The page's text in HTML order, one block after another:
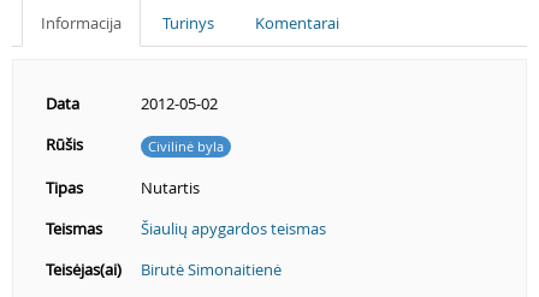
Informacija Turinys Komentarai
Data
2012-05-02
Rūšis
Civilinė byla
Tipas
Nutartis
Teismas
Šiaulių apygardos teismas
Teisėjas(ai)
Birutė Simonaitienė